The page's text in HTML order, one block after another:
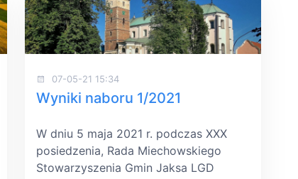
07-05-21 15:34
Wyniki naboru 1/2021
W dniu 5 maja 2021 r. podczas XXX
posiedzenia, Rada Miechowskiego
Stowarzyszenia Gmin Jaksa LGD